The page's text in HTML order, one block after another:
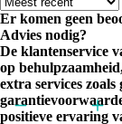
Er komen geen
Advies nodig?
De klantenservice
op
extra services
positieve ervaring